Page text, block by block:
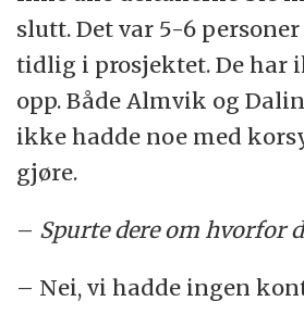
slutt. Det var 5-6
tidlig i prosjektet. De
opp. Både Almvik og
ikke hadde noe med
gjøre.
– Spurte dere om hvorfor
– Nei, vi hadde ingen